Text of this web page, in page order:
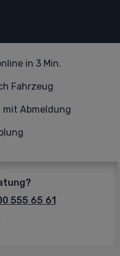
in 3 Min.
Fahrzeug
Abmeldung
555 65 61